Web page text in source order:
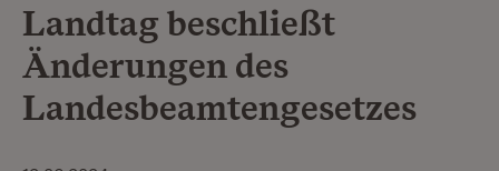
Landtag beschließt
Änderungen des
Landesbeamtengesetzes